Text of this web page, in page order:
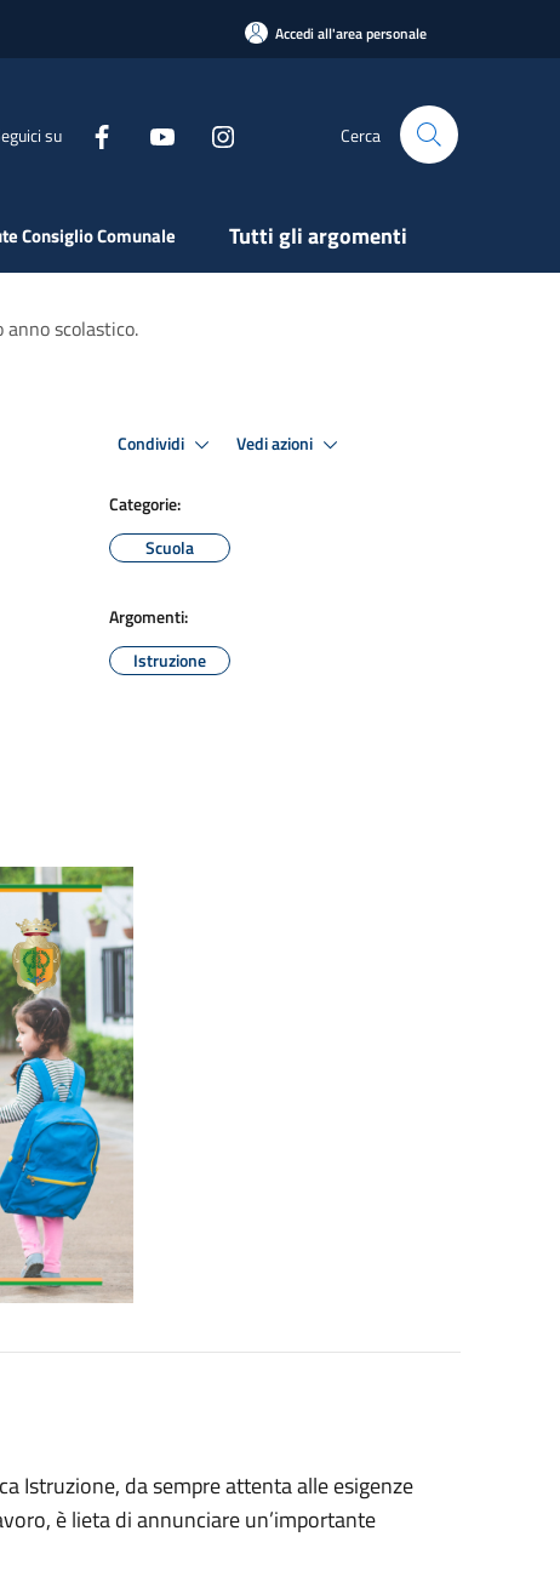
Accedi all'area personale
su Cerca
Consiglio Comunale Tutti gli argomenti
scolastico.
Condividi Vedi azioni
Categorie:
Scuola
Argomenti:
Istruzione
Istruzione, da sempre attenta alle esigenze
è lieta di annunciare un’importante